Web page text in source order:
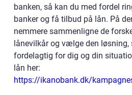
banken, så kan du med fordel
banker og få tilbud på lån. På
nemmere sammenligne de
lånevilkår og vælge den løsning,
fordelagtig for dig og din
lån her:
https://ikanobank.dk/